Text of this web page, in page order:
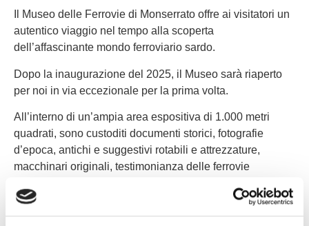
Il Museo delle Ferrovie di Monserrato offre ai visitatori un
autentico viaggio nel tempo alla scoperta
dell’affascinante mondo ferroviario sardo.
Dopo la inaugurazione del 2025, il Museo sarà riaperto
per noi in via eccezionale per la prima volta.
All’interno di un’ampia area espositiva di 1.000 metri
quadrati, sono custoditi documenti storici, fotografie
d’epoca, antichi e suggestivi rotabili e attrezzature,
macchinari originali, testimonianza delle ferrovie
Questa esclusiva collezione permette ai visitatori di